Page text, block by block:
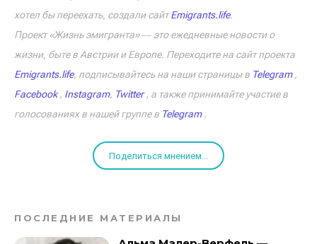
хотел бы переехать, создали сайтEmigrants.life.
Проект «Жизнь эмигранта» ― это ежедневные новости о
жизни, быте в Австрии и Европе. Переходите на сайт проекта
Emigrants.life, подписывайтесь на наши страницы в Telegram,
Facebook, Instagram, Twitter, а также принимайте участие в
голосованиях в нашей группе в Telegram.
Поделиться мнением...
ПОСЛЕДНИЕ МАТЕРИАЛЫ